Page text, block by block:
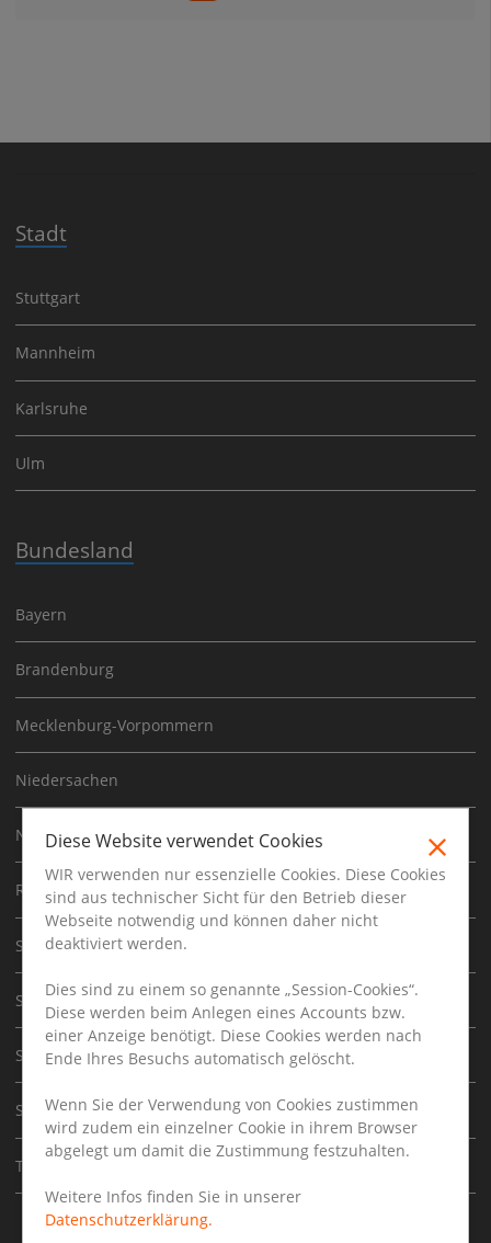
Stadt
Stuttgart
Mannheim
Karlsruhe
Ulm
Bundesland
Bayern
Brandenburg
Mecklenburg-Vorpommern
Niedersachen
Nordrhein Westfalen
Rheinland-pfalz
Saarland
Sachsen
Sachsen-Anhalt
Schleswig-Holstein
Thüringen
Diese Website verwendet Cookies
WIR verwenden nur essenzielle Cookies. Diese Cookies
sind aus technischer Sicht für den Betrieb dieser
Webseite notwendig und können daher nicht
deaktiviert werden.
Dies sind zu einem so genannte „Session-Cookies“.
Diese werden beim Anlegen eines Accounts bzw.
einer Anzeige benötigt. Diese Cookies werden nach
Ende Ihres Besuchs automatisch gelöscht.
Wenn Sie der Verwendung von Cookies zustimmen
wird zudem ein einzelner Cookie in ihrem Browser
abgelegt um damit die Zustimmung festzuhalten.
Weitere Infos finden Sie in unserer
Datenschutzerklärung.